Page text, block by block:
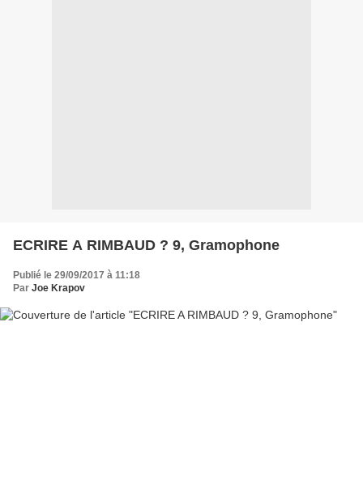
ECRIRE A RIMBAUD ? 9, Gramophone
Publié le 29/09/2017 à 11:18
Par Joe Krapov